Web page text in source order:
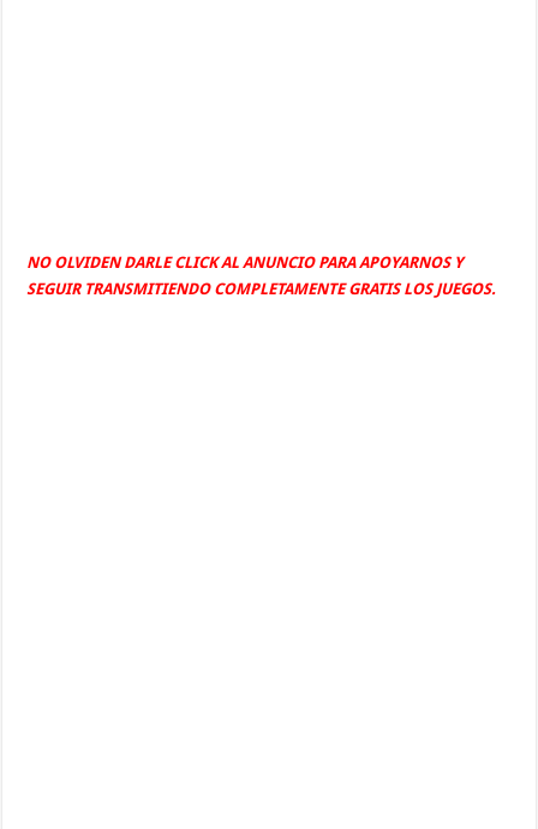
NO OLVIDEN DARLE CLICK AL ANUNCIO PARA APOYARNOS Y
SEGUIR TRANSMITIENDO COMPLETAMENTE GRATIS LOS JUEGOS.